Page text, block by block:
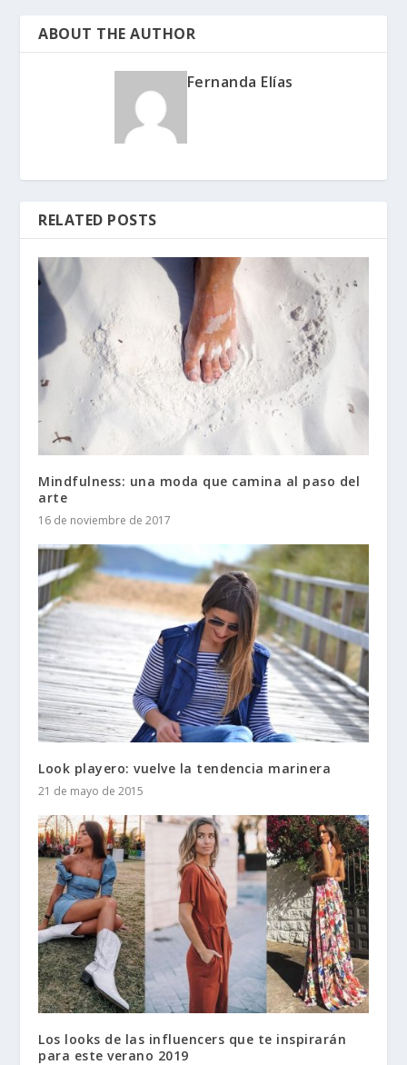
ABOUT THE AUTHOR
Fernanda Elías
RELATED POSTS
Mindfulness: una moda que camina al paso del
arte
16 de noviembre de 2017
Look playero: vuelve la tendencia marinera
21 de mayo de 2015
Los looks de las influencers que te inspirarán
para este verano 2019